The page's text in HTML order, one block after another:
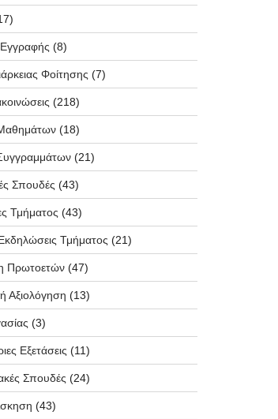
(8)
Φοίτησης (7)
(218)
(18)
(21)
Σπουδές (43)
Τμήματος (43)
Τμήματος (21)
Πρωτοετών(47)
Αξιολόγηση (13)
(3)
Εξετάσεις (11)
Σπουδές (24)
(43)